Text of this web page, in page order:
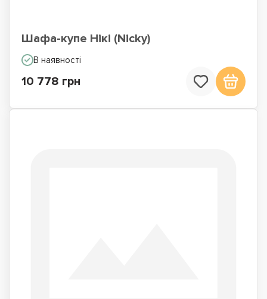
Шафа-купе Нікі (Nicky)
В наявності
10 778 грн